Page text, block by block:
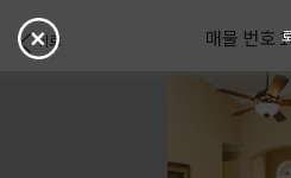
매물 번호
뒤로